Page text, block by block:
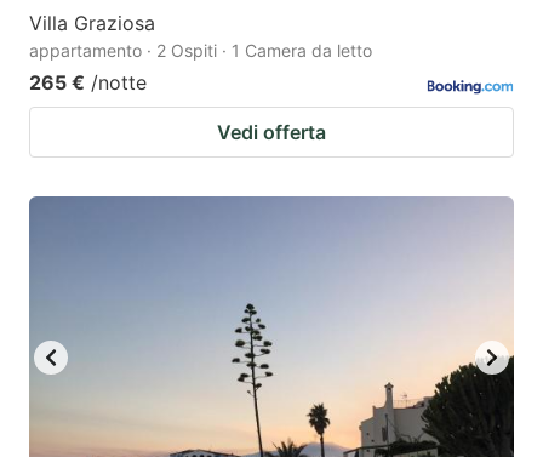
for
changing
dates.
changing
Villa Graziosa
appartamento · 2 Ospiti · 1 Camera da letto
265 € /notte
Vedi offerta